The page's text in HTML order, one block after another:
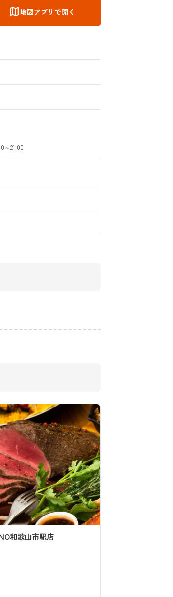
map地図アプリで開く
～21:00
の郷公園 FOOD HUNTER
市場